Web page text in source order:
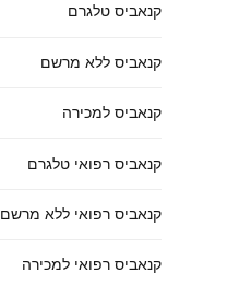
קנאביס טלגרם
קנאביס ללא מרשם
קנאביס למכירה
קנאביס רפואי טלגרם
קנאביס רפואי ללא מרשם
קנאביס רפואי למכירה